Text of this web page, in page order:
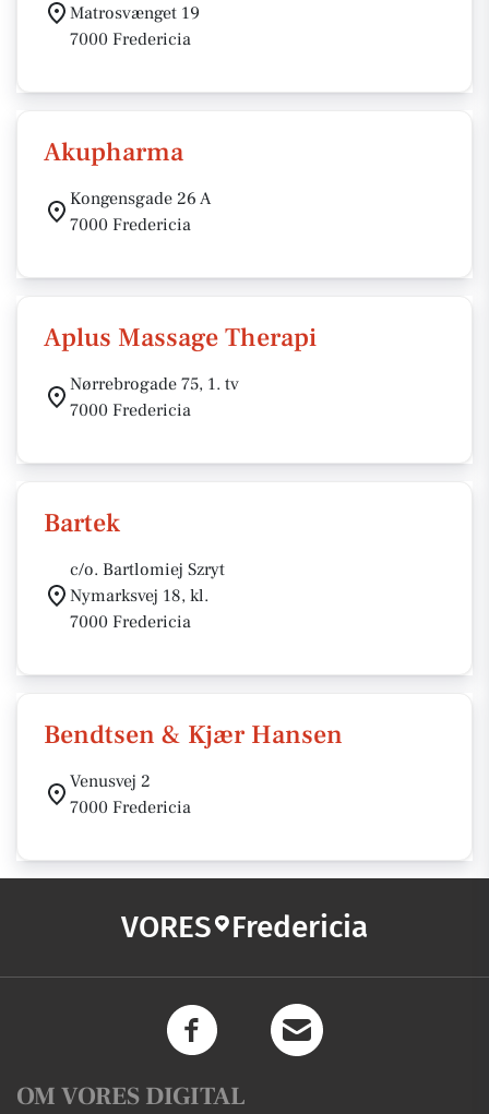
Matrosvænget 19
7000 Fredericia
Akupharma
Kongensgade 26 A
7000 Fredericia
Aplus Massage Therapi
Nørrebrogade 75, 1. tv
7000 Fredericia
Bartek
c/o. Bartlomiej Szryt
Nymarksvej 18, kl.
7000 Fredericia
Bendtsen & Kjær Hansen
Venusvej 2
7000 Fredericia
VORES Fredericia
OM VORES DIGITAL